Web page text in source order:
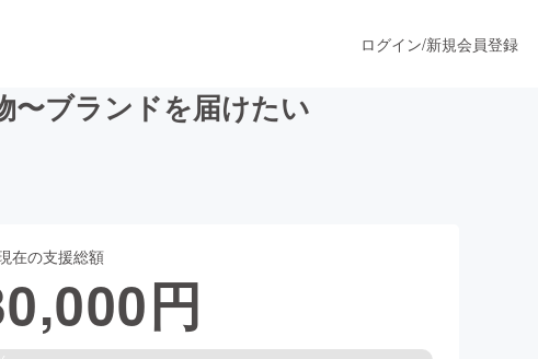
ス
ファッション
ログイン/新規会員登録
〜ブランドを届けたい
在の支援総額
円